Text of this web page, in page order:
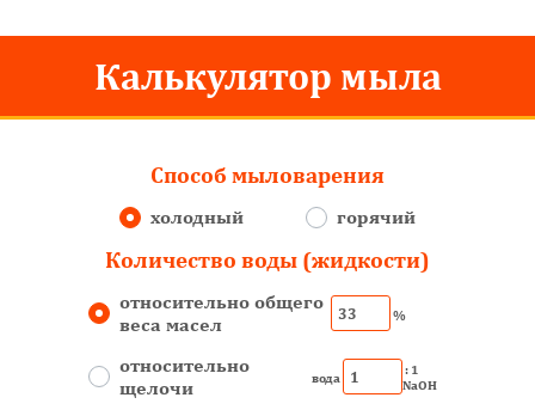
Калькулятор мыла
Способ мыловарения
холодный горячий
Количество воды (жидкости)
относительно общего
веса масел
%
относительно
щелочи
вода
: 1
NaOH